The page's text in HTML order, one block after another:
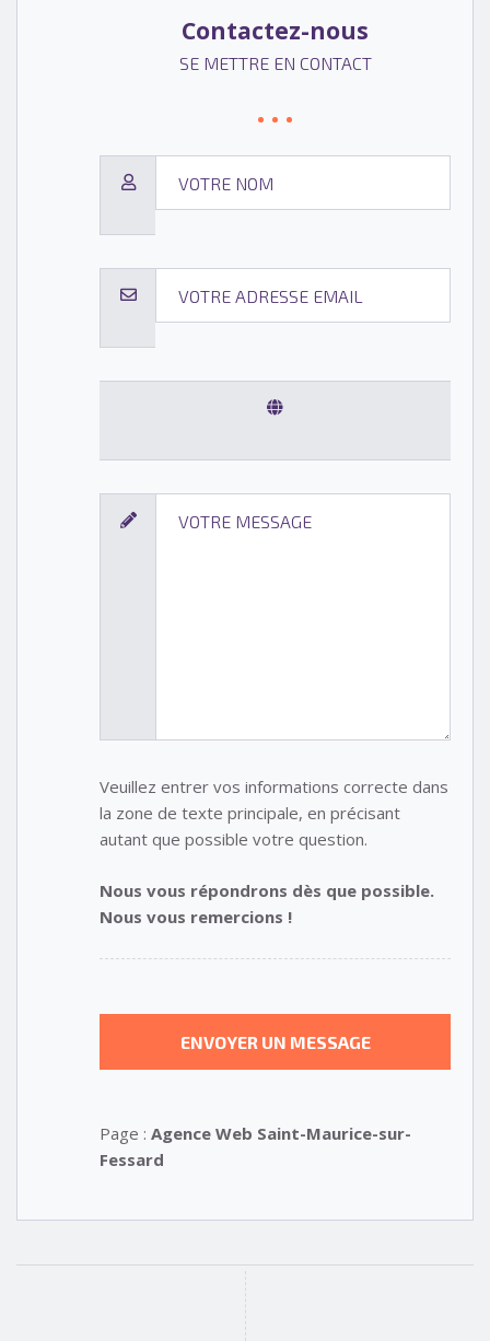
Contactez-nous
SE METTRE EN CONTACT
Veuillez entrer vos informations correcte dans
la zone de texte principale, en précisant
autant que possible votre question.
Nous vous répondrons dès que possible.
Nous vous remercions !
Page : Agence Web Saint-Maurice-sur-
Fessard